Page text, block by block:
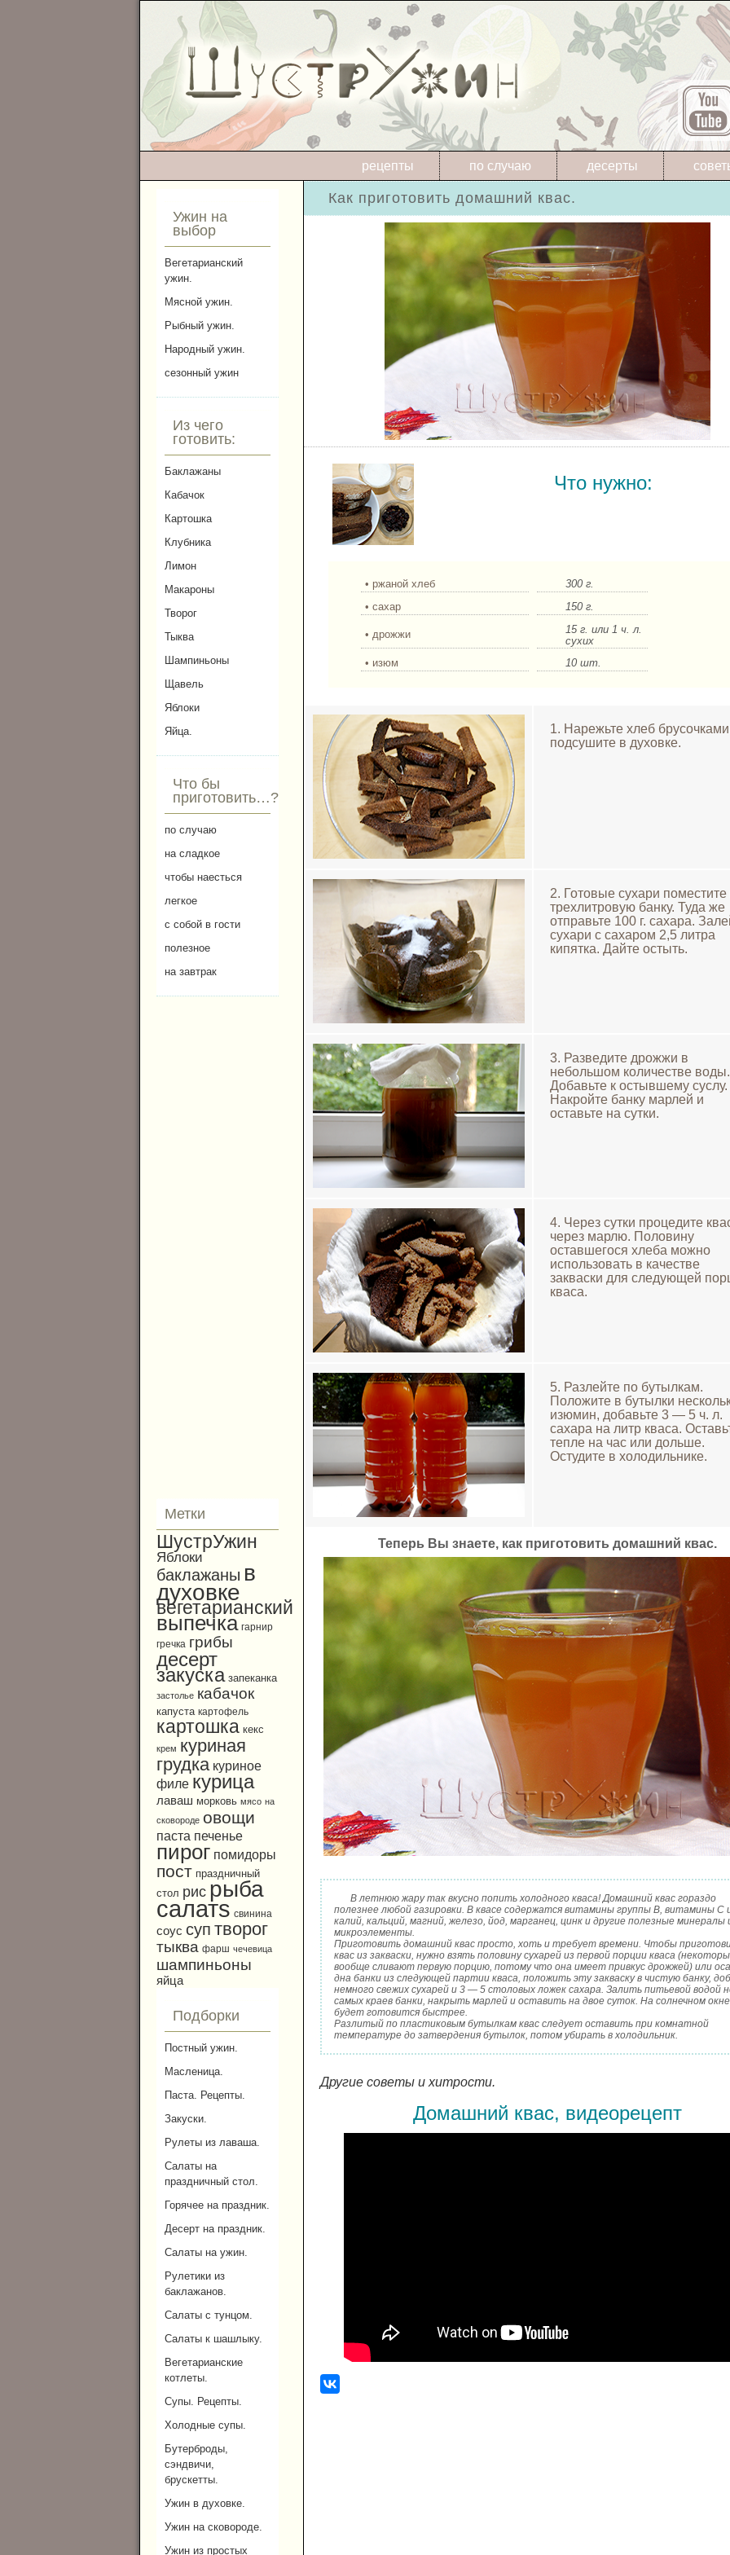
десерты
по случаю
рецепты
Ужин на
выбор
Вегетарианский
ужин.
Мясной ужин.
Рыбный ужин.
Народный ужин.
сезонный ужин
Из чего
готовить:
Баклажаны
Кабачок
Картошка
Клубника
Лимон
Макароны
Творог
Тыква
Шампиньоны
Щавель
Яблоки
Яйца.
Что бы
приготовить…?
по случаю
на сладкое
чтобы наесться
легкое
с собой в гости
полезное
на завтрак
Метки
ШустрУжин
Яблоки
баклажаны в
духовке
вегетарианский
выпечка гарнир
гречка грибы
десерт
закуска запеканка
застолье кабачок
капуста картофель
картошка кекс
крем куриная
грудка куриное
филе курица
лаваш морковь мясо на
сковороде овощи
паста печенье
пирог помидоры
пост праздничный
стол рис рыба
салатs свинина
соус суп творог
тыква фарш чечевица
шампиньоны
яйца
Подборки
Постный ужин.
Масленица.
Паста. Рецепты.
Закуски.
Рулеты из лаваша.
Салаты на
праздничный стол.
Горячее на праздник.
Десерт на праздник.
Салаты на ужин.
Рулетики из
баклажанов.
Салаты с тунцом.
Салаты к шашлыку.
Вегетарианские
котлеты.
Супы. Рецепты.
Холодные супы.
Бутерброды,
сэндвичи,
брускетты.
Ужин в духовке.
Ужин на сковороде.
Ужин из простых
Как приготовить домашний квас.
Что нужно:
• ржаной хлеб
300 г.
• сахар
150 г.
• дрожжи
15 г. или 1 ч. л.
сухих
• изюм
10 шт.
1. Нарежьте хлеб
подсушите в духовке.
2. Готовые сухари поместите
трехлитровую банку. Туда же
отправьте 100 г. сахара.
сухари с сахаром 2,5 литра
кипятка. Дайте остыть.
3. Разведите дрожжи в
небольшом количестве воды.
Добавьте к остывшему суслу.
Накройте банку марлей и
оставьте на сутки.
4. Через сутки процедите
через марлю. Половину
оставшегося хлеба можно
использовать в качестве
закваски для следующей
кваса.
5. Разлейте по бутылкам.
Положите в бутылки
изюмин, добавьте 3 — 5 ч. л.
сахара на литр кваса.
тепле на час или дольше.
Остудите в холодильнике.
Теперь Вы знаете, как приготовить домашний квас.
В летнюю жару так вкусно попить холодного кваса! Домашний квас гораздо
полезнее любой газировки. В квасе содержатся витамины группы В, витамины С
калий, кальций, магний, железо, йод, марганец, цинк и другие полезные минералы
микроэлементы.
Приготовить домашний квас просто, хоть и требует времени. Чтобы
квас из закваски, нужно взять половину сухарей из первой порции кваса
вообще сливают первую порцию, потому что она имеет привкус дрожжей) или
дна банки из следующей партии кваса, положить эту закваску в чистую банку,
немного свежих сухарей и 3 — 5 столовых ложек сахара. Залить питьевой водой
самых краев банки, накрыть марлей и оставить на двое суток. На солнечном окне
будет готовится быстрее.
Разлитый по пластиковым бутылкам квас следует оставить при комнатной
температуре до затвердения бутылок, потом убирать в холодильник.
Другие советы и хитрости.
Домашний квас, видеорецепт